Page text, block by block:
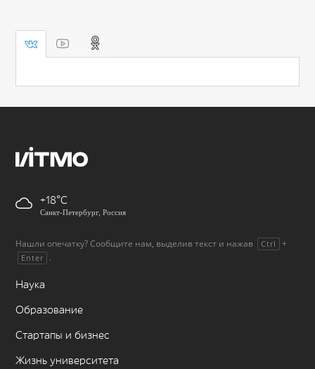
+18
Санкт-Петербург, Россия
Нашли опечатку? Сообщите нам, выделив текст и нажав Ctrl +
Enter .
Наука
Образование
Стартапы и бизнес
Жизнь университета